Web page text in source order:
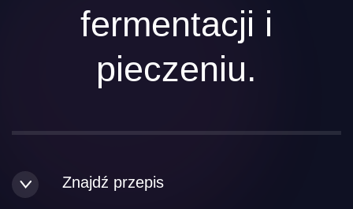
fermentacji i
pieczeniu.
Znajdź przepis